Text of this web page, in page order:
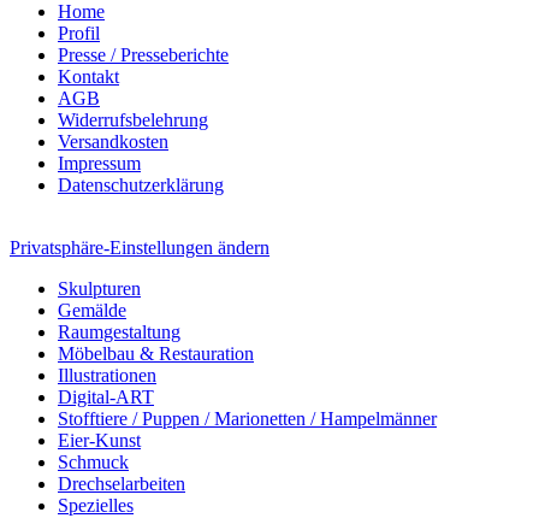
Home
Profil
Presse / Presseberichte
Kontakt
AGB
Widerrufsbelehrung
Versandkosten
Impressum
Datenschutzerklärung
Privatsphäre-Einstellungen ändern
Skulpturen
Gemälde
Raumgestaltung
Möbelbau & Restauration
Illustrationen
Digital-ART
Stofftiere / Puppen / Marionetten / Hampelmänner
Eier-Kunst
Schmuck
Drechselarbeiten
Spezielles